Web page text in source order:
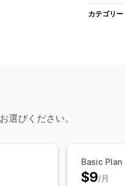
カテゴリー
選びください。
Basic Plan
$9/月